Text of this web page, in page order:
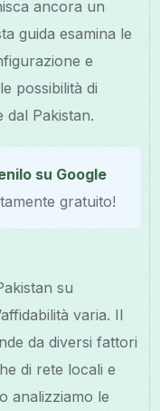
ancora un
guida esamina le
e
possibilità di
dal Pakistan.
su Google
gratuito!
su
varia. Il
da diversi fattori
di rete locali e
analizziamo le